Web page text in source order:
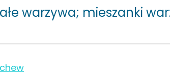
warzywa; mieszanki